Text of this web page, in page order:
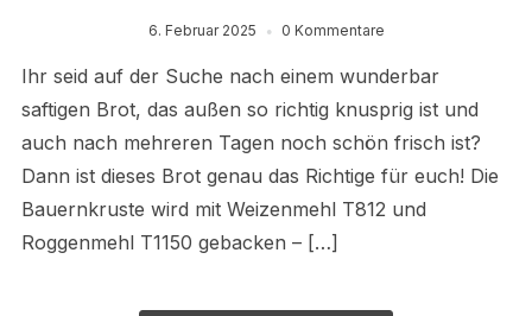
6. Februar 2025 0 Kommentare
Ihr seid auf der Suche nach einem wunderbar
saftigen Brot, das außen so richtig knusprig ist und
auch nach mehreren Tagen noch schön frisch ist?
Dann ist dieses Brot genau das Richtige für euch! Die
Bauernkruste wird mit Weizenmehl T812 und
Roggenmehl T1150 gebacken – […]